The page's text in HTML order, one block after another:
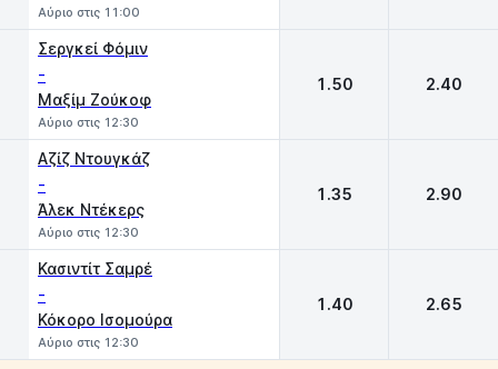
Αύριο στις 11:00
Σεργκεί Φόμιν
-
Μαξίμ Ζούκοφ
Αύριο στις 12:30
1.50 2.40
Αζίζ Ντουγκάζ
-
Άλεκ Ντέκερς
Αύριο στις 12:30
1.35 2.90
Κασιντίτ Σαμρέ
-
Κόκορο Ισομούρα
Αύριο στις 12:30
1.40 2.65